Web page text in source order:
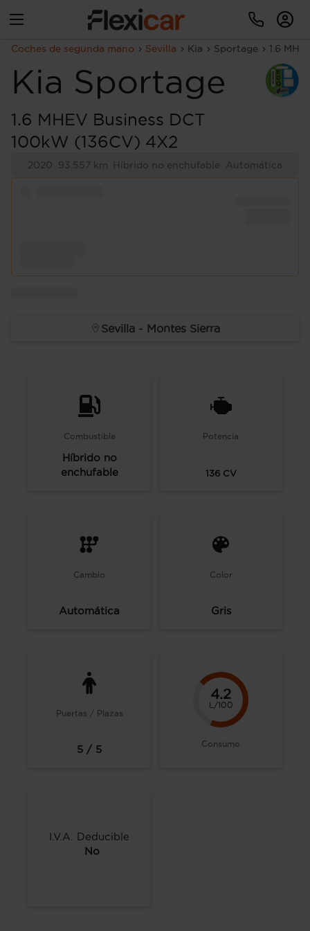
Coches de segunda mano Sevilla Kia Sportage 1.6
Kia Sportage
1.6 MHEV Business DCT
100kW (136CV) 4X2
2020 93.557 km Híbrido no enchufable Automática
Sevilla - Montes Sierra
Combustible
Híbrido no
enchufable
Potencia
136CV
Cambio
Automática
Color
Gris
Puertas / Plazas
5 / 5
4.2
L/100
Consumo
I.V.A. Deducible
No